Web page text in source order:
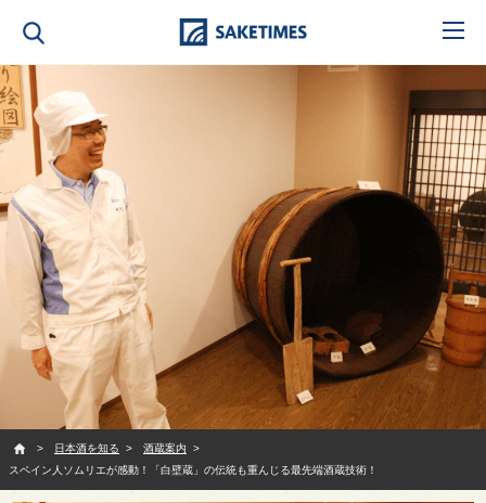
日本酒を知る
酒蔵案内
スペイン人ソムリエが感動！「白壁蔵」の伝統も重んじる最先端酒蔵技術！